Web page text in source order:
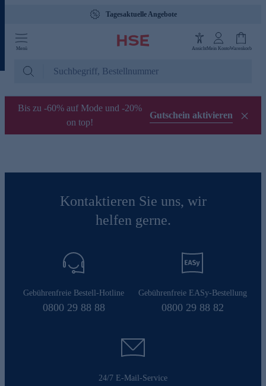
Tagesaktuelle Angebote
Menü AnsichtMein KontoWarenkorb
Bis zu -60% auf Mode und -20%
on top!
Gutschein aktivieren
Kontaktieren Sie uns, wir
helfen gerne.
Gebührenfreie Bestell-Hotline
0800 29 88 88
Gebührenfreie EASy-Bestellung
0800 29 88 82
24/7 E-Mail-Service